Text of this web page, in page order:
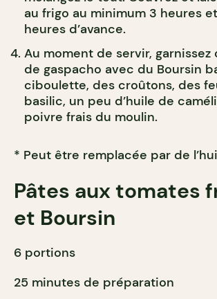
au frigo au minimum 3 heures
heures d’avance.
Au moment de servir,
de gaspacho avec du Boursin
ciboulette, des croûtons, des
basilic, un peu d’huile de
poivre frais du moulin.
* Peut être remplacée par de
Pâtes aux tomates
et Boursin
6 portions
25 minutes de préparation